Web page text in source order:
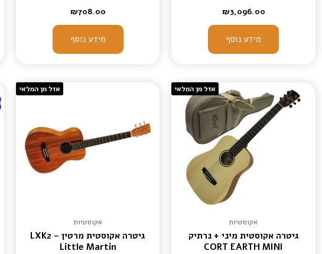
₪3,096.00
מידע נוסף
₪708.00
מידע נוסף
אזל מן המלאי
אקוסטיות
גיטרה אקוסטית מיני + נרתיק
CORT EARTH MINI
אזל מן המלאי
אקוסטיות
גיטרה אקוסטית מרטין – LXK2
Little Martin